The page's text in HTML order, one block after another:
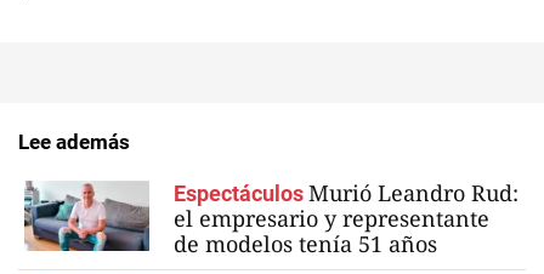
Lee además
EspectáculosMurió Leandro Rud:
el empresario y representante
de modelos tenía 51 años